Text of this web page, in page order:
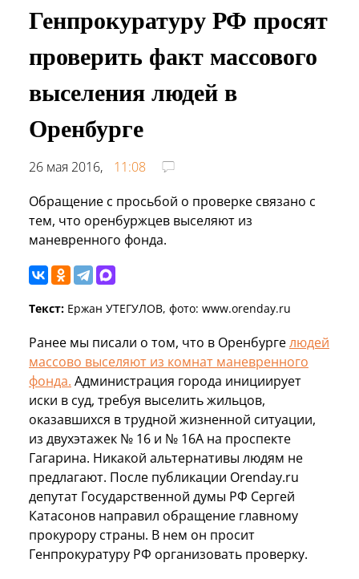
Генпрокуратуру РФ просят
проверить факт массового
выселения людей в
Оренбурге
26 мая 2016,
11:08
Обращение с просьбой о проверке связано с
тем, что оренбуржцев выселяют из
маневренного фонда.
Текст: Ержан УТЕГУЛОВ, фото: www.orenday.ru
Ранее мы писали о том, что в Оренбургелюдей
массово выселяют из комнат маневренного
фонда. Администрация города инициирует
иски в суд, требуя выселить жильцов,
оказавшихся в трудной жизненной ситуации,
из двухэтажек № 16 и № 16А на проспекте
Гагарина. Никакой альтернативы людям не
предлагают. После публикации Orenday.ru
депутат Государственной думы РФ Сергей
Катасонов направил обращение главному
прокурору страны. В нем он просит
Генпрокуратуру РФ организовать проверку.